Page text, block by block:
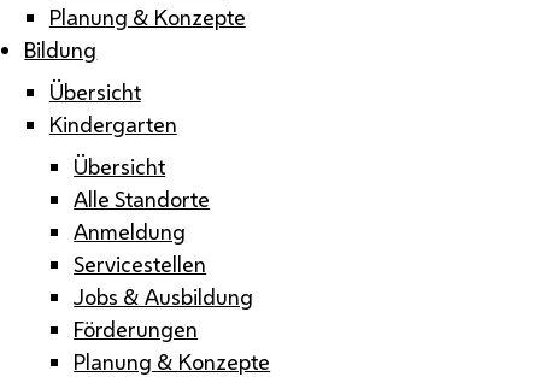
Planung & Konzepte
Bildung
Übersicht
Kindergarten
Übersicht
Alle Standorte
Anmeldung
Servicestellen
Jobs & Ausbildung
Förderungen
Planung & Konzepte